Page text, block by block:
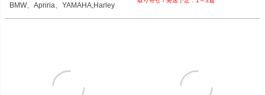
BMW、Apriria、YAMAHA,Harley